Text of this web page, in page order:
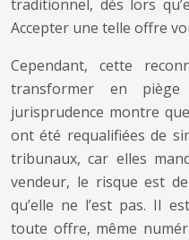
traditionnel, dès lors
Accepter une telle offre
Cependant, cette
transformer en
jurisprudence montre
ont été requalifiées de
tribunaux, car elles
vendeur, le risque est
qu’elle ne l’est pas. Il
toute offre, même